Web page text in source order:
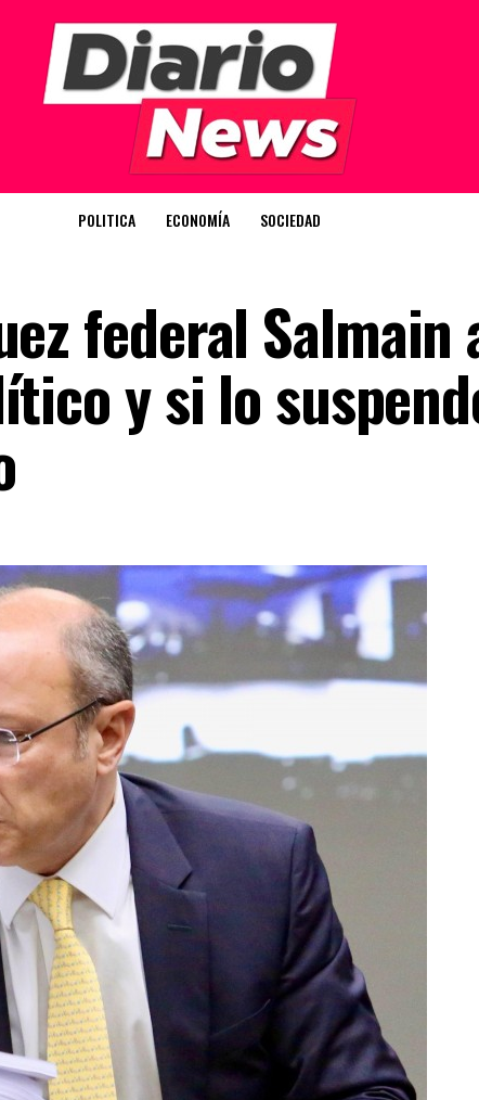
POLITICA ECONOMÍA SOCIEDAD
federal Salmain
y si lo